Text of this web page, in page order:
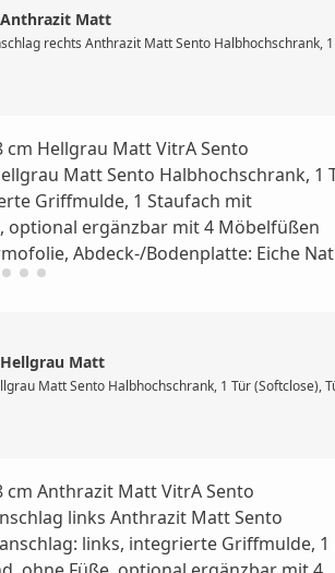
Anthrazit Matt
rechts Anthrazit Matt Sento
Matt
Matt Sento Halbhochschrank, 1 Tür